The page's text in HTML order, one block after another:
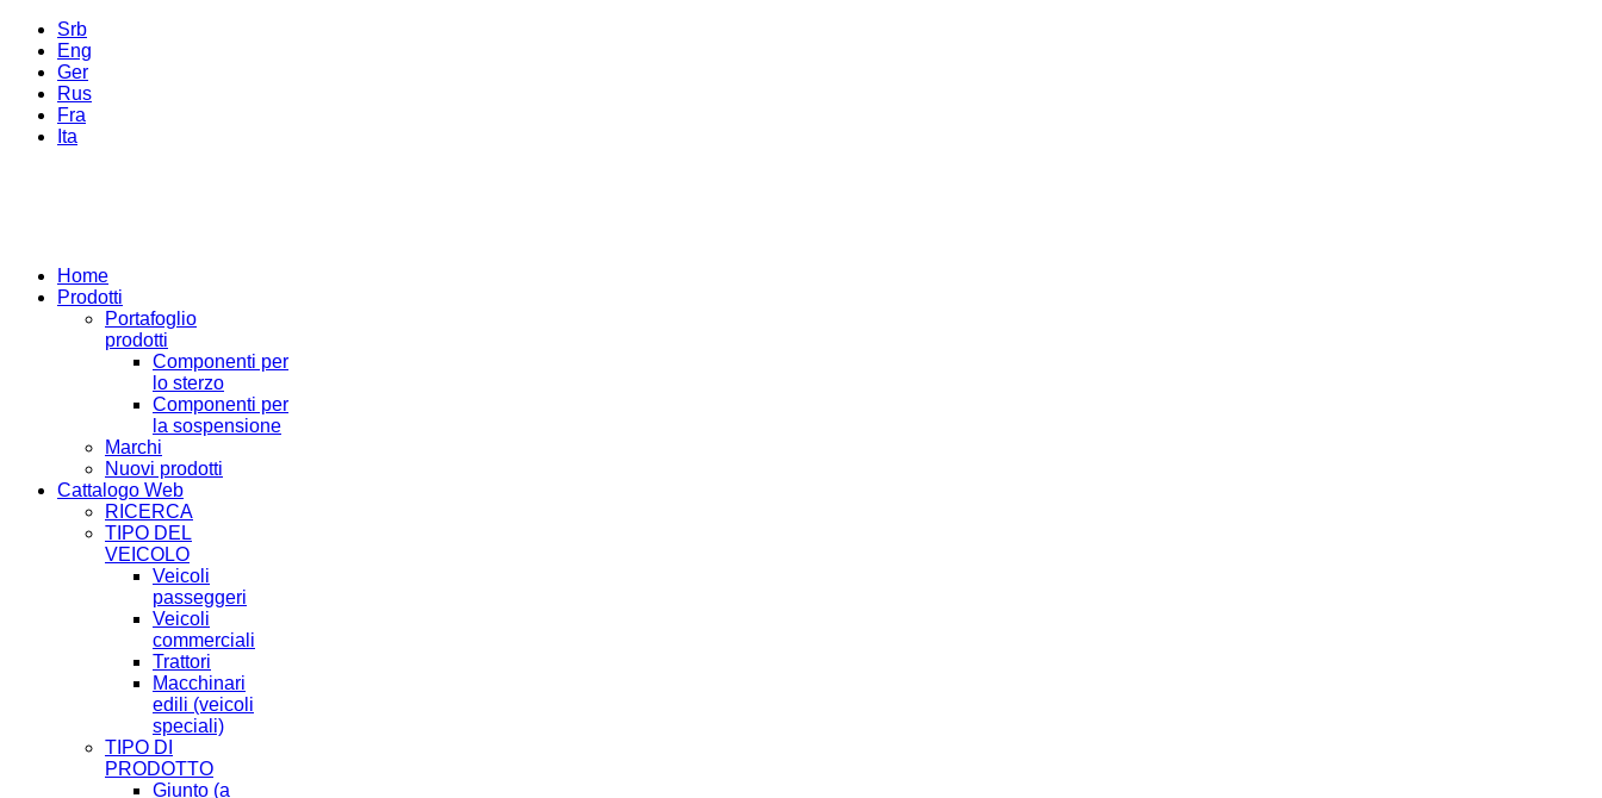
Srb
Eng
Ger
Rus
Fra
Ita
Home
Prodotti
Portafoglio
prodotti
Componenti per
lo sterzo
Componenti per
la sospensione
Marchi
Nuovi prodotti
Cattalogo Web
RICERCA
TIPO DEL
VEICOLO
Veicoli
passeggeri
Veicoli
commerciali
Trattori
Macchinari
edili (veicoli
speciali)
TIPO DI
PRODOTTO
Giunto (a